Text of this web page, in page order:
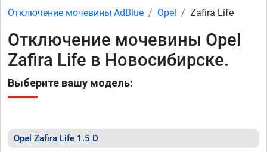
Отключение мочевины AdBlue Opel Zafira Life
Отключение мочевины Opel
Zafira Life в Новосибирске.
Выберите вашу модель:
Opel Zafira Life 1.5 D